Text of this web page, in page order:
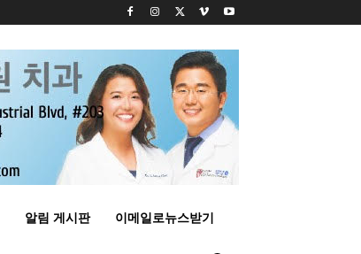
알림 게시판 이메일로뉴스받기